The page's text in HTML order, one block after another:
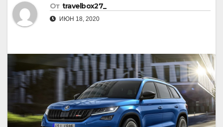
От travelbox27_
ИЮН 18, 2020